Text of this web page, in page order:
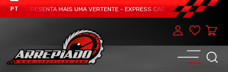
PT
APRESENTA MAIS UMA VERTENTE - EXPRESS CAR SERVICE, MANUTENÇÃO